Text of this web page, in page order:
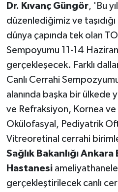
Dr. Kıvanç Güngör, 'Bu
düzenlediğimiz ve
dünya çapında tek olan
Sempoyumu 11-14
gerçekleşecek. Farklı
Canlı Cerrahi
alanında başka bir
ve Refraksiyon, Kornea ve
Okülofasyal, Pediyatrik
Vitreoretinal cerrahi
Sağlık Bakanlığı
Hastanesi
gerçekleştirilecek canlı